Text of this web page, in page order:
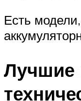
Есть
Лучшие